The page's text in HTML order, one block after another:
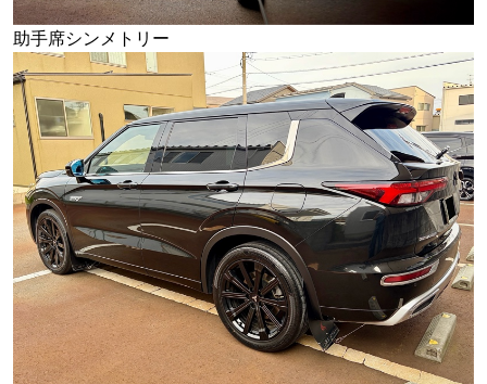
助手席シンメトリー